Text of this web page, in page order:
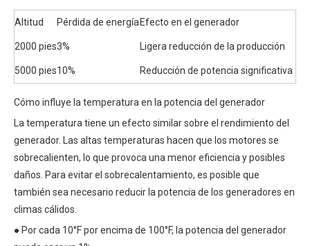
Altitud Pérdida de energía Efecto en el generador
2000 pies3% Ligera reducción de la producción
5000 pies10% Reducción de potencia significativa
Cómo influye la temperatura en la potencia del generador
La temperatura tiene un efecto similar sobre el rendimiento del
generador. Las altas temperaturas hacen que los motores se
sobrecalienten, lo que provoca una menor eficiencia y posibles
daños. Para evitar el sobrecalentamiento, es posible que
también sea necesario reducir la potencia de los generadores en
climas cálidos.
● Por cada 10°F por encima de 100°F, la potencia del generador